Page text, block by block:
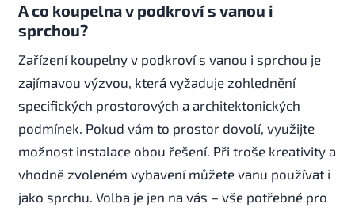
A co koupelna v podkroví s vanou i
sprchou?
Zařízení koupelny v podkroví s vanou i sprchou je
zajímavou výzvou, která vyžaduje zohlednění
specifických prostorových a architektonických
podmínek. Pokud vám to prostor dovolí, využijte
možnost instalace obou řešení. Při troše kreativity a
vhodně zvoleném vybavení můžete vanu používat i
jako sprchu. Volba je jen na vás – vše potřebné pro